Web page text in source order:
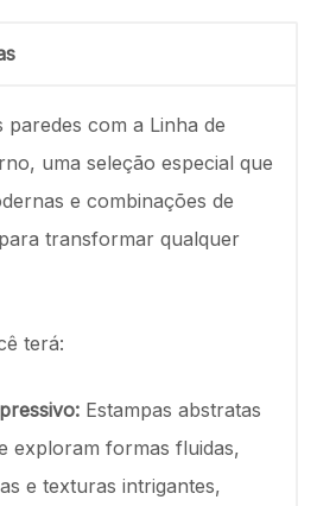
paredes com a Linha de
uma seleção especial que
e combinações de
transformar qualquer
terá:
Estampas abstratas
exploram formas fluidas,
e texturas intrigantes,